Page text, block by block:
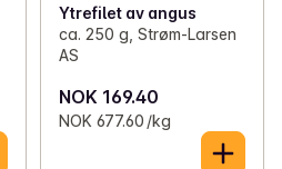
Ytrefilet av angus
ca. 250 g, Strøm-Larsen
AS
NOK 169.40
NOK 677.60 /kg